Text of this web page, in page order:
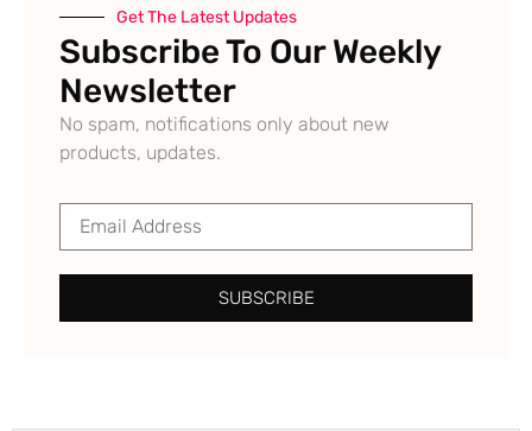
Get The Latest Updates
Subscribe To Our Weekly
Newsletter
No spam, notifications only about new
products, updates.
SUBSCRIBE